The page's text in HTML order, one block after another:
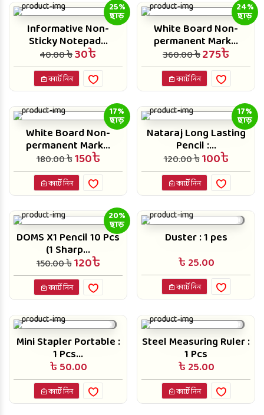
25%
ছাড়
Informative Non-
Sticky Notepad...
40.00 ৳30৳
কার্টে নিন
24%
ছাড়
White Board Non-
permanent Mark...
360.00 ৳275৳
কার্টে নিন
17%
ছাড়
White Board Non-
permanent Mark...
180.00 ৳150৳
কার্টে নিন
17%
ছাড়
Nataraj Long Lasting
Pencil :...
120.00 ৳100৳
কার্টে নিন
20%
ছাড়
DOMS X1 Pencil 10 Pcs
(1 Sharp...
150.00 ৳120৳
কার্টে নিন
Duster : 1 pes
৳ 25.00
কার্টে নিন
Mini Stapler Portable :
1 Pcs...
৳ 50.00
কার্টে নিন
Steel Measuring Ruler :
1 Pcs
৳ 25.00
কার্টে নিন